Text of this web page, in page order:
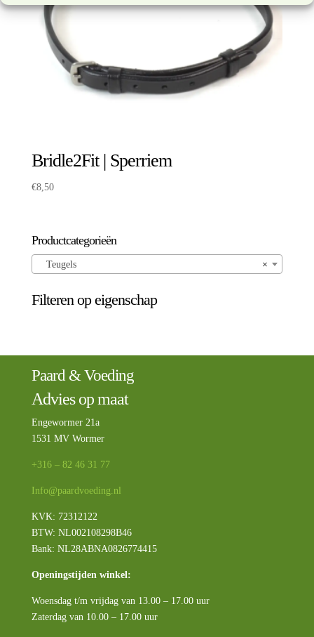
Bridle2Fit | Sperriem
€8,50
Productcategorieën
×
Teugels
Filteren op eigenschap
Paard & Voeding
Advies op maat
Engewormer 21a
1531 MV Wormer
+316 – 82 46 31 77
Info@paardvoeding.nl
KVK: 72312122
BTW: NL002108298B46
Bank: NL28ABNA0826774415
Openingstijden winkel:
Woensdag t/m vrijdag van 13.00 – 17.00 uur
Zaterdag van 10.00 – 17.00 uur